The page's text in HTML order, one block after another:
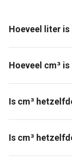
Hoeveel liter is
Hoeveel cm³
Is cm³
Is cm³